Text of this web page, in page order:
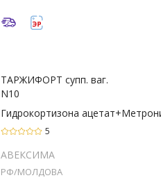
ТАРЖИФОРТ супп. ваг.
N10
Гидрокортизона
5
АВЕКСИМА
РФ/МОЛДОВА